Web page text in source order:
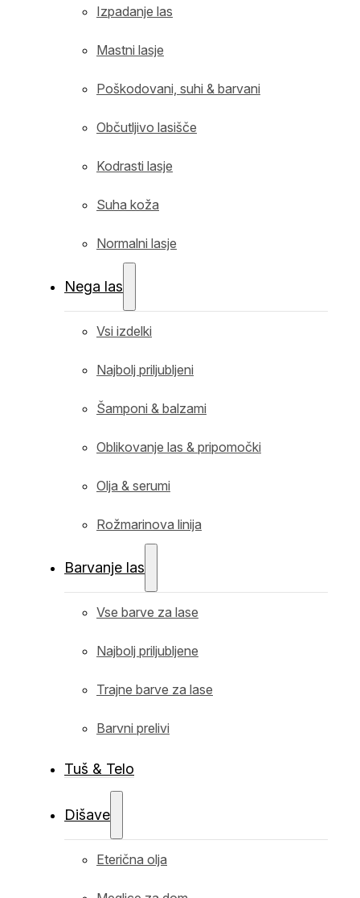
Izpadanje las
Mastni lasje
Poškodovani, suhi & barvani
Občutljivo lasišče
Kodrasti lasje
Suha koža
Normalni lasje
Nega las
Vsi izdelki
Najbolj priljubljeni
Šamponi & balzami
Oblikovanje las & pripomočki
Olja & serumi
Rožmarinova linija
Barvanje las
Vse barve za lase
Najbolj priljubljene
Trajne barve za lase
Barvni prelivi
Tuš & Telo
Dišave
Eterična olja